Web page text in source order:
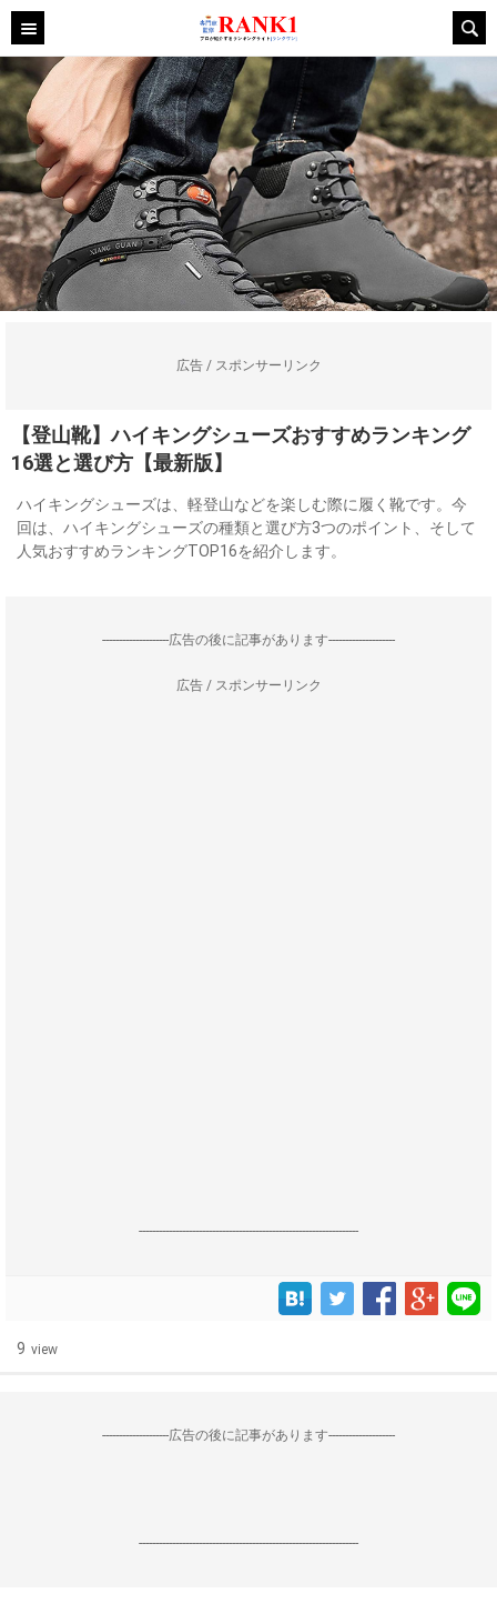
広告 / スポンサーリンク
【登山靴】ハイキングシューズおすすめランキング
16選と選び方【最新版】
ハイキングシューズは、軽登山などを楽しむ際に履く靴です。今
回は、ハイキングシューズの種類と選び方3つのポイント、そして
人気おすすめランキングTOP16を紹介します。
--------------------広告の後に記事があります--------------------
広告 / スポンサーリンク
------------------------------------------------------------------
9 view
--------------------広告の後に記事があります--------------------
------------------------------------------------------------------